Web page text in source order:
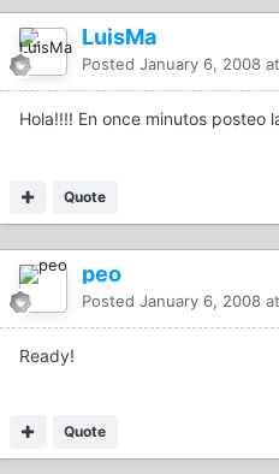
LuisMa
Posted January 6, 2008
Hola!!!! En once minutos posteo
Quote
peo
Posted January 6, 2008
Ready!
Quote